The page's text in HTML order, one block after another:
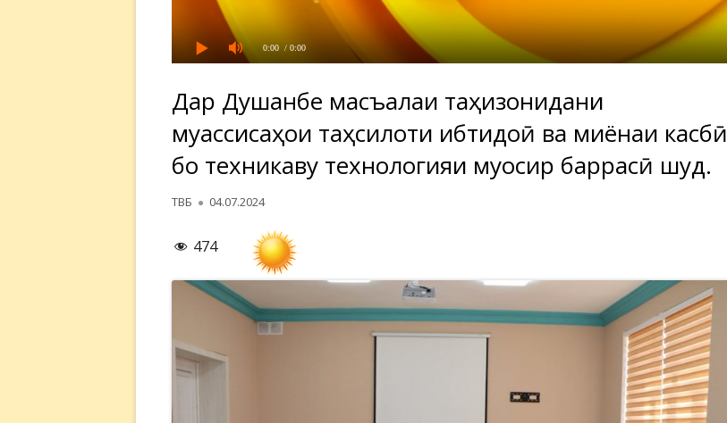
0:00 / 0:00
Дар Душанбе масъалаи таҷҳизонидани
муассисаҳои таҳсилоти ибтидоӣ ва миёнаи касбӣ
бо техникаву технологияи муосир баррасӣ шуд.
Автор
ТВБ Опубликовано
04.07.2024
474